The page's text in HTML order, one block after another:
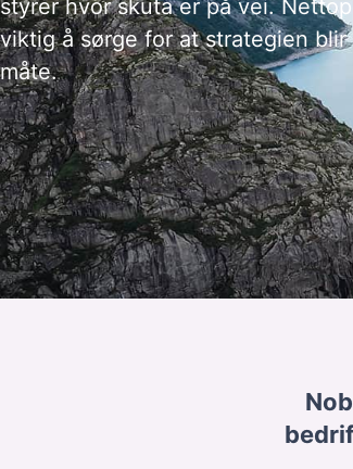
styrer hvor skuta er på vei.
viktig å sørge for at strategien
måte.